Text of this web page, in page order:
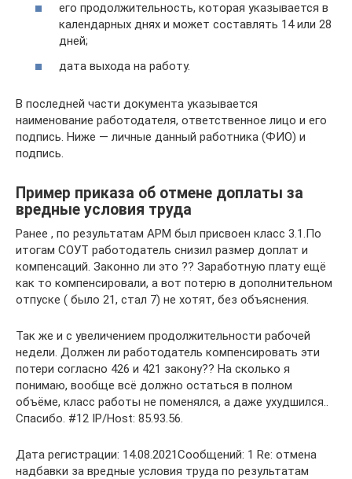
его продолжительность, которая указывается в
календарных днях и может составлять 14 или 28
дней;
дата выхода на работу.
В последней части документа указывается
наименование работодателя, ответственное лицо и его
подпись. Ниже — личные данный работника (ФИО) и
подпись.
Пример приказа об отмене доплаты за
вредные условия труда
Ранее , по результатам АРМ был присвоен класс 3.1.По
итогам СОУТ работодатель снизил размер доплат и
компенсаций. Законно ли это ?? Заработную плату ещё
как то компенсировали, а вот потерю в дополнительном
отпуске ( было 21, стал 7) не хотят, без объяснения.
Так же и с увеличением продолжительности рабочей
недели. Должен ли работодатель компенсировать эти
потери согласно 426 и 421 закону?? На сколько я
понимаю, вообще всё должно остаться в полном
объёме, класс работы не поменялся, а даже ухудшился..
Спасибо. #12 IP/Host: 85.93.56.
Дата регистрации: 14.08.2021Сообщений: 1 Re: отмена
надбавки за вредные условия труда по результатам